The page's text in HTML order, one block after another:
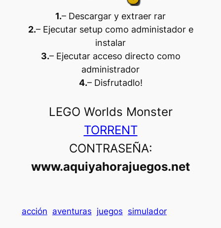
1.– Descargar y extraer rar
2.– Ejecutar setup como administador e
instalar
3.– Ejecutar acceso directo como
administrador
4.– Disfrutadlo!
LEGO Worlds Monster
TORRENT
CONTRASEÑA:
www.aquiyahorajuegos.net
acción aventuras juegos simulador